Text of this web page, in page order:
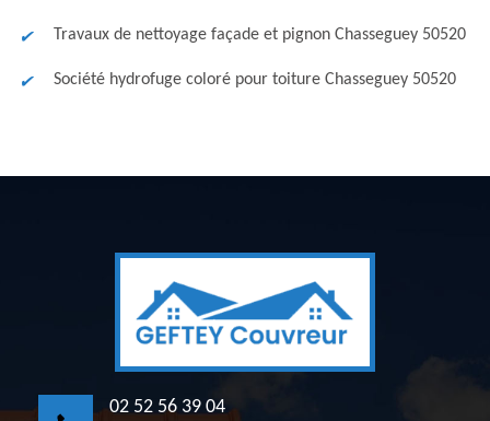
Travaux de nettoyage façade et pignon Chasseguey 50520
Société hydrofuge coloré pour toiture Chasseguey 50520
02 52 56 39 04